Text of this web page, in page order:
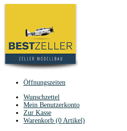
Öffnungszeiten
Wunschzettel
Mein Benutzerkonto
Zur Kasse
Warenkorb (0 Artikel)